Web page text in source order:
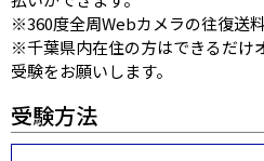
※360度全周Webカメラの往復送料
※千葉県内在住の方はできるだけ
受験をお願いします。
受験方法